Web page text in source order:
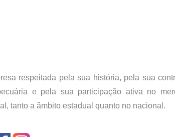
respeitada pela sua história, pela sua
e pela sua participação ativa no
tanto a âmbito estadual quanto no nacional.